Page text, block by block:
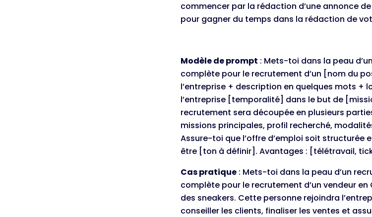
commencer par la rédaction d’une annonce
pour gagner du temps dans la rédaction de
Modèle de prompt : Mets-toi dans la peau
complète pour le recrutement d’un [nom du
l’entreprise + description en quelques mots
l’entreprise [temporalité] dans le but de
recrutement sera découpée en plusieurs
missions principales, profil recherché,
Assure-toi que l’offre d’emploi soit structurée
être [ton à définir]. Avantages : [télétravail,
Cas pratique : Mets-toi dans la peau d’un
complète pour le recrutement d’un vendeur
des sneakers. Cette personne rejoindra
conseiller les clients, finaliser les ventes et